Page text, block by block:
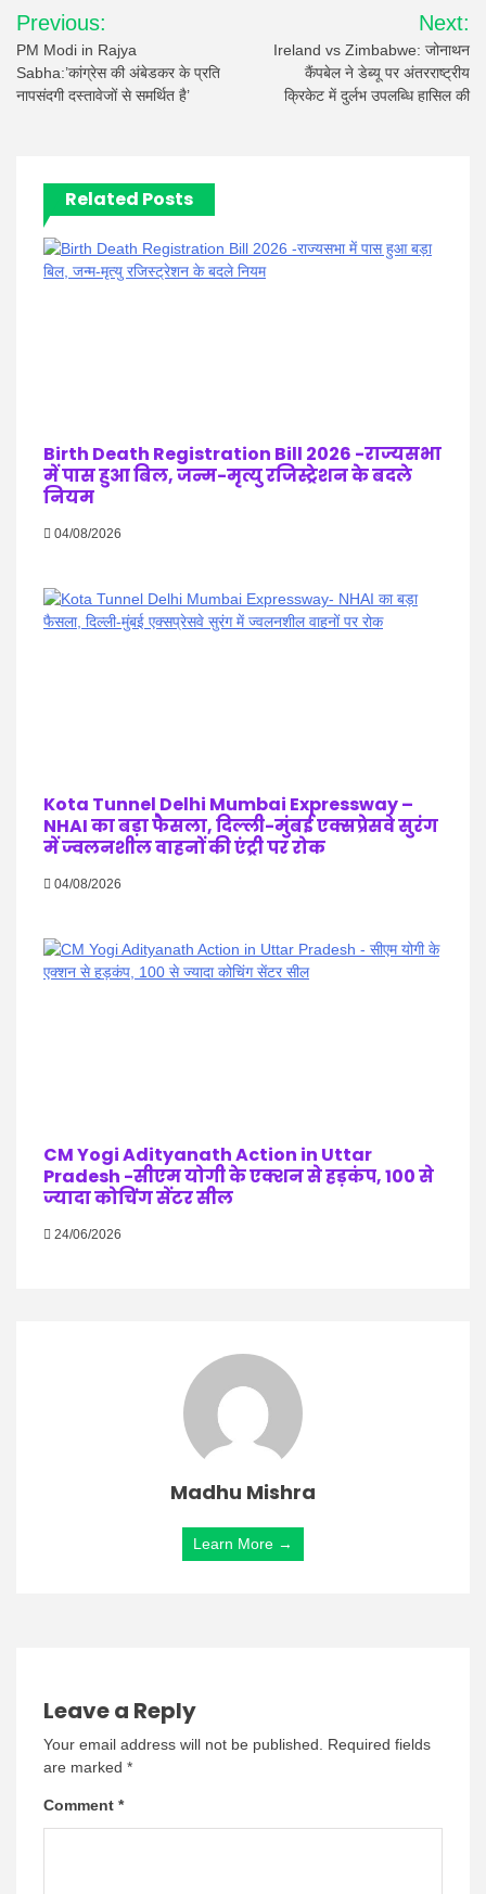
navigation
Previous:
PM Modi in Rajya
Sabha:’कांग्रेस की अंबेडकर के प्रति
नापसंदगी दस्तावेजों से समर्थित है’
Next:
Ireland vs Zimbabwe: जोनाथन
कैंपबेल ने डेब्यू पर अंतरराष्ट्रीय
क्रिकेट में दुर्लभ उपलब्धि हासिल की
Related Posts
Birth Death Registration Bill 2026 -राज्यसभा
में पास हुआ बिल, जन्म-मृत्यु रजिस्ट्रेशन के बदले
नियम
04/08/2026
Kota Tunnel Delhi Mumbai Expressway –
NHAI का बड़ा फैसला, दिल्ली-मुंबई एक्सप्रेसवे सुरंग
में ज्वलनशील वाहनों की एंट्री पर रोक
04/08/2026
CM Yogi Adityanath Action in Uttar
Pradesh -सीएम योगी के एक्शन से हड़कंप, 100 से
ज्यादा कोचिंग सेंटर सील
24/06/2026
Madhu Mishra
Learn More →
Leave a Reply
Your email address will not be published.
Required fields
are marked *
Comment *